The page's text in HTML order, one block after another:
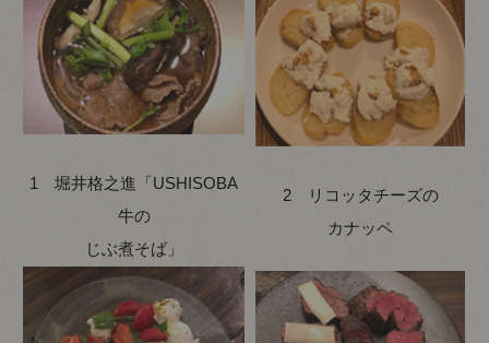
1 堀井格之進「USHISOBA
牛の
じぶ煮そば」
2 リコッタチーズの
カナッペ